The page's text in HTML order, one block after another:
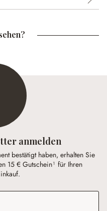
anmelden
bestätigt haben, erhalten Sie
15 € Gutschein¹ für Ihren